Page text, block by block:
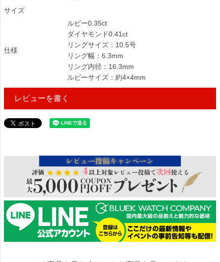
サイズ
仕様
ルビー0.35ct
ダイヤモンド0.41ct
リングサイズ：10.5号
リング幅：6.3mm
リング内径：16.3mm
ルビーサイズ：約4×4mm
レビューを書く